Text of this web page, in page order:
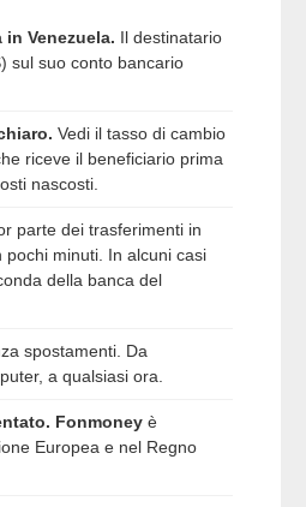
Venezuela. Il destinatario
sul suo conto bancario
Vedi il tasso di cambio
riceve il beneficiario prima
nascosti.
parte dei trasferimenti in
pochi minuti. In alcuni casi
della banca del
spostamenti. Da
a qualsiasi ora.
Fonmoney è
Europea e nel Regno